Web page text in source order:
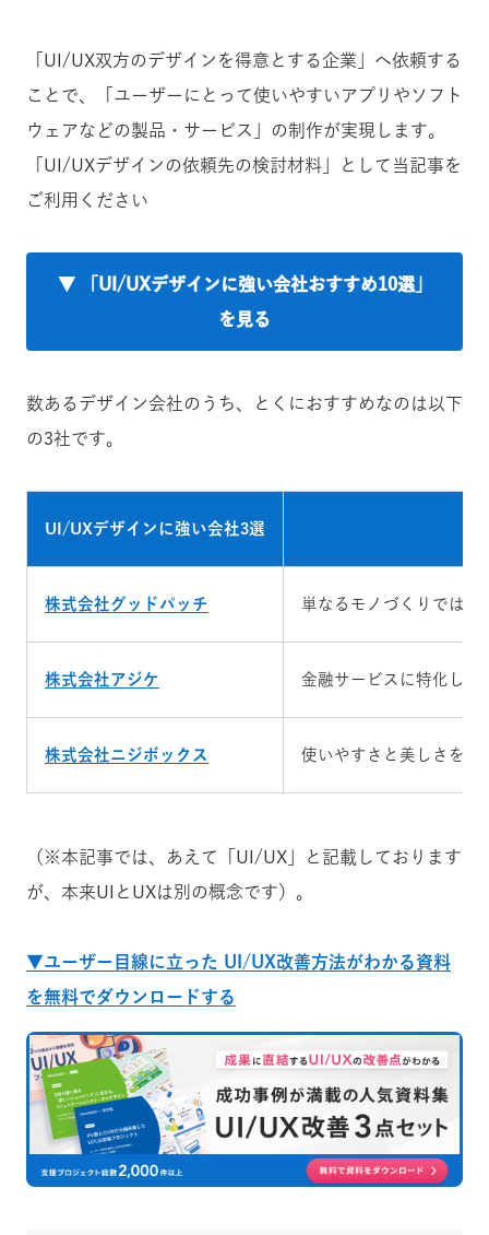
「UI/UX双方のデザインを得意とする企業」へ依頼する
ことで、「ユーザーにとって使いやすいアプリやソフト
ウェアなどの製品・サービス」の制作が実現します。
「UI/UXデザインの依頼先の検討材料」として当記事を
ご利用ください
▼ 「UI/UXデザインに強い会社おすすめ10選」
を見る
数あるデザイン会社のうち、とくにおすすめなのは以下
の3社です。
UI/UXデザインに強い会社3選
株式会社グッドパッチ 単なるモノづくりでは
株式会社アジケ 金融サービスに特化した
株式会社ニジボックス 使いやすさと美しさを兼
（※本記事では、あえて「UI/UX」と記載しております
が、本来UIとUXは別の概念です）。
▼ユーザー目線に立った UI/UX改善方法がわかる資料
を無料でダウンロードする